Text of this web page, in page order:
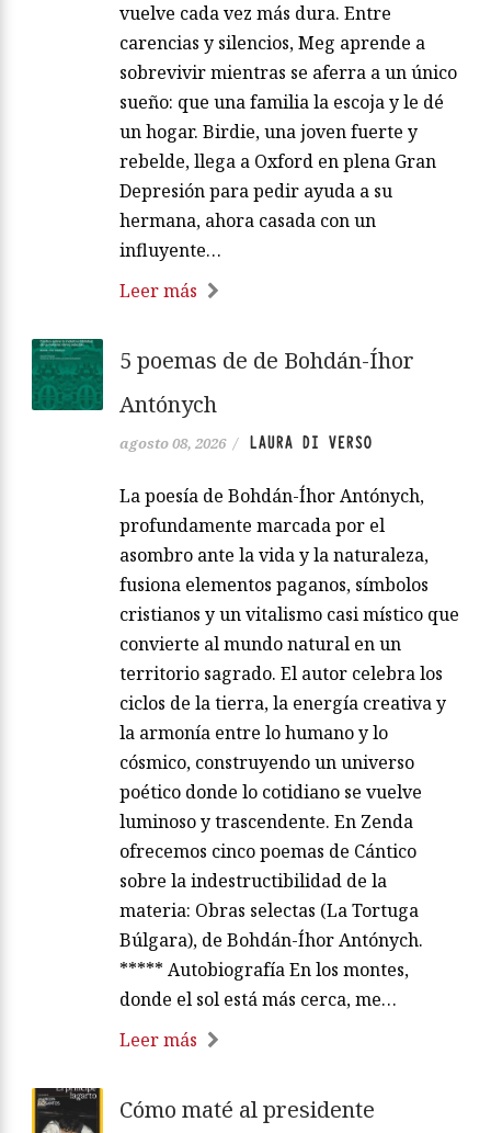
vuelve cada vez más dura. Entre
carencias y silencios, Meg aprende a
sobrevivir mientras se aferra a un único
sueño: que una familia la escoja y le dé
un hogar. Birdie, una joven fuerte y
rebelde, llega a Oxford en plena Gran
Depresión para pedir ayuda a su
hermana, ahora casada con un
influyente…
Leer más
5 poemas de de Bohdán-Íhor
Antónych
agosto 08, 2026 / LAURA DI VERSO
La poesía de Bohdán-Íhor Antónych,
profundamente marcada por el
asombro ante la vida y la naturaleza,
fusiona elementos paganos, símbolos
cristianos y un vitalismo casi místico que
convierte al mundo natural en un
territorio sagrado. El autor celebra los
ciclos de la tierra, la energía creativa y
la armonía entre lo humano y lo
cósmico, construyendo un universo
poético donde lo cotidiano se vuelve
luminoso y trascendente. En Zenda
ofrecemos cinco poemas de Cántico
sobre la indestructibilidad de la
materia: Obras selectas (La Tortuga
Búlgara), de Bohdán-Íhor Antónych.
***** Autobiografía En los montes,
donde el sol está más cerca, me…
Leer más
Cómo maté al presidente